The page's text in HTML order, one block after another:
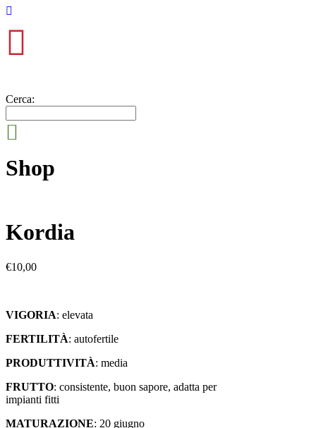
Cerca:
Shop
Kordia
€10,00
VIGORIA: elevata
FERTILITÀ: autofertile
PRODUTTIVITÀ: media
FRUTTO: consistente, buon sapore, adatta per
impianti fitti
MATURAZIONE: 20 giugno